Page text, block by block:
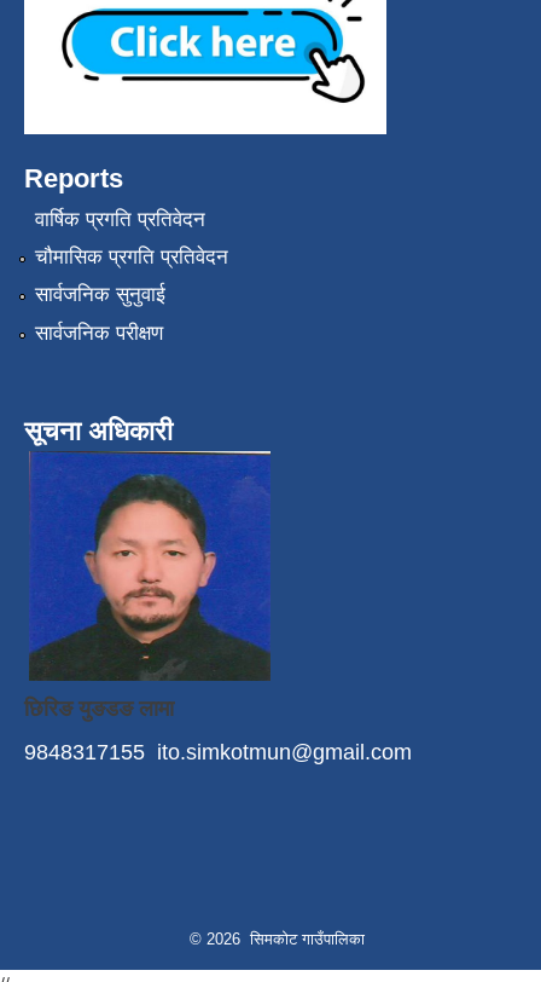
Reports
वार्षिक प्रगति प्रतिवेदन
चौमासिक प्रगति प्रतिवेदन
सार्वजनिक सुनुवाई
सार्वजनिक परीक्षण
सूचना अधिकारी
छिरिङ युङडङ लामा
9848317155 ito.simkotmun@gmail.com
© 2026 सिमकोट गाउँपालिका